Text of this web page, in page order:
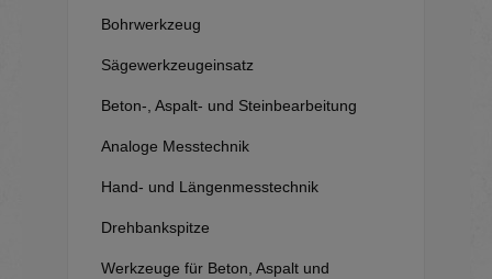
Bohrwerkzeug
Sägewerkzeugeinsatz
Beton-, Aspalt- und Steinbearbeitung
Analoge Messtechnik
Hand- und Längenmesstechnik
Drehbankspitze
Werkzeuge für Beton, Aspalt und